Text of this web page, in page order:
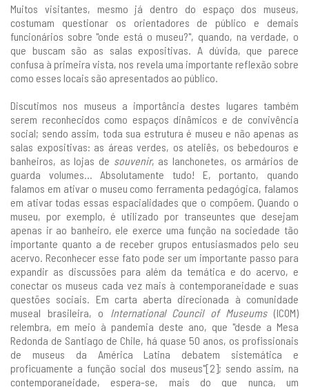
Muitos visitantes, mesmo já dentro do espaço dos museus,
costumam questionar os orientadores de público e demais
funcionários sobre "onde está o museu?", quando, na verdade, o
que buscam são as salas expositivas. A dúvida, que parece
confusa à primeira vista, nos revela uma importante reflexão sobre
como esses locais são apresentados ao público.
Discutimos nos museus a importância destes lugares também
serem reconhecidos como espaços dinâmicos e de convivência
social; sendo assim, toda sua estrutura é museu e não apenas as
salas expositivas: as áreas verdes, os ateliês, os bebedouros e
banheiros, as lojas de souvenir, as lanchonetes, os armários de
guarda volumes... Absolutamente tudo! E, portanto, quando
falamos em ativar o museu como ferramenta pedagógica, falamos
em ativar todas essas espacialidades que o compõem. Quando o
museu, por exemplo, é utilizado por transeuntes que desejam
apenas ir ao banheiro, ele exerce uma função na sociedade tão
importante quanto a de receber grupos entusiasmados pelo seu
acervo. Reconhecer esse fato pode ser um importante passo para
expandir as discussões para além da temática e do acervo, e
conectar os museus cada vez mais à contemporaneidade e suas
questões sociais. Em carta aberta direcionada à comunidade
museal brasileira, o
International Council of Museums(ICOM)
relembra, em meio à pandemia deste ano, que "desde a Mesa
Redonda de Santiago de Chile, há quase 50 anos, os profissionais
de museus da América Latina debatem sistemática e
proficuamente a função social dos museus"[2]; sendo assim, na
contemporaneidade, espera-se, mais do que nunca, um